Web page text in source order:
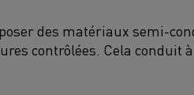
des matériaux semi-
contrôlées. Cela conduit